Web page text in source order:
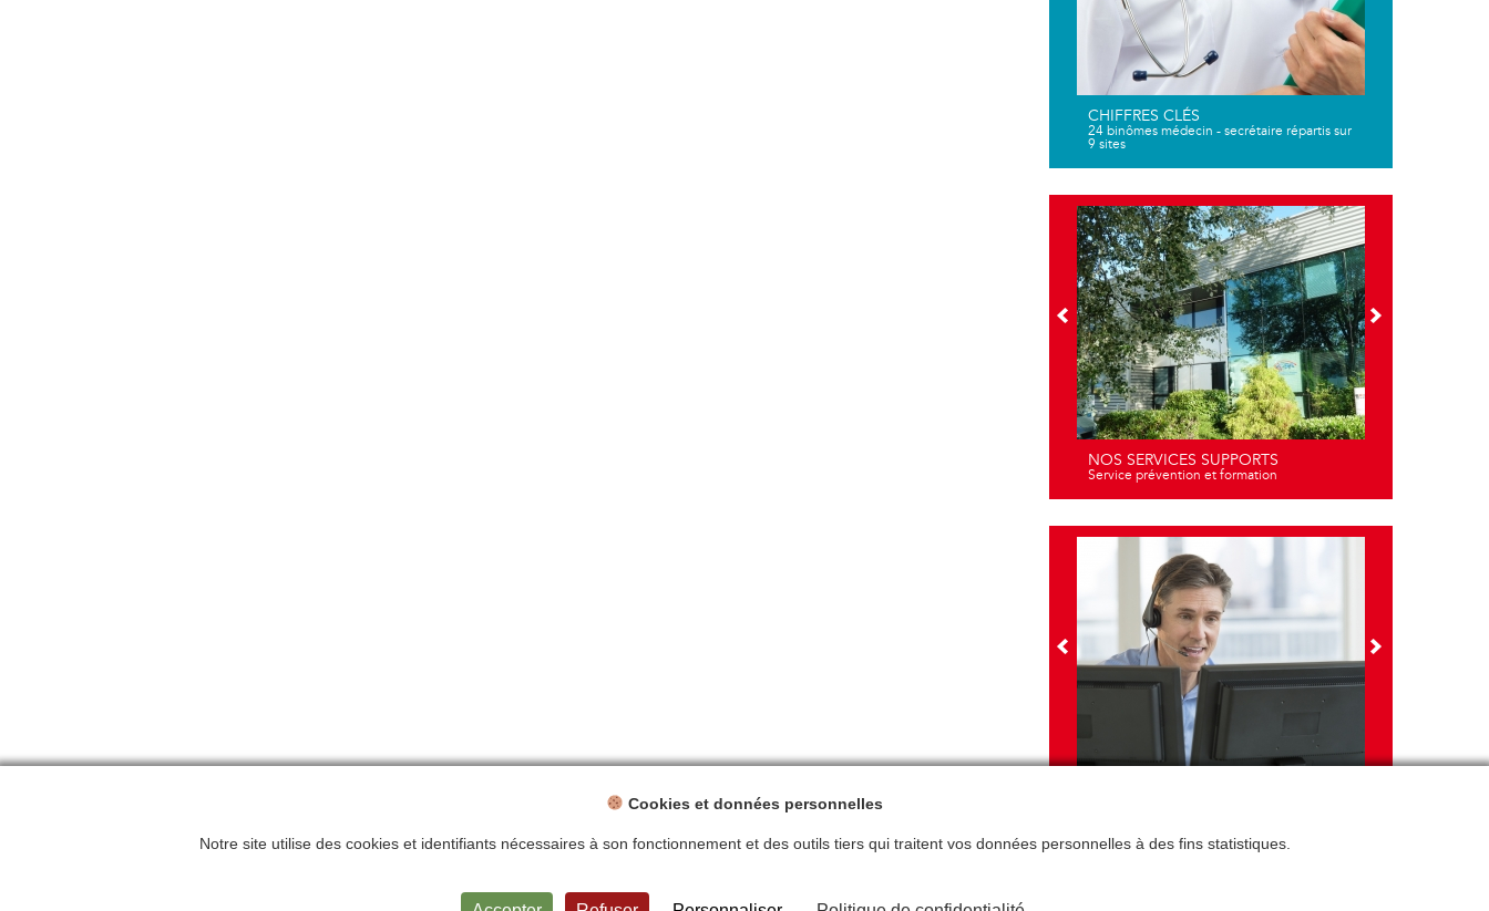
CHIFFRES CLÉS
24 binômes médecin - secrétaire répartis sur
9 sites
NOS SERVICES SUPPORTS
Service prévention et formation
Mentions légales Politique de confidentialité Plan du site Contact
Cookies et données personnelles
Notre site utilise des cookies et identifiants nécessaires à son fonctionnement et des outils tiers qui traitent vos données personnelles à des fins statistiques.